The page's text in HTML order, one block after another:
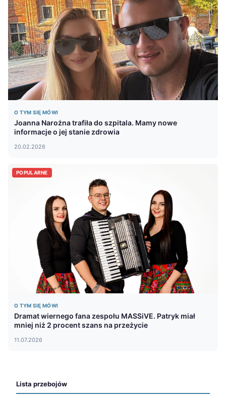
O TYM SIĘ MÓWI
Joanna Narożna trafiła do szpitala. Mamy nowe
informacje o jej stanie zdrowia
20.02.2026
POPULARNE
O TYM SIĘ MÓWI
Dramat wiernego fana zespołu MASSiVE. Patryk miał
mniej niż 2 procent szans na przeżycie
11.07.2026
Lista przebojów